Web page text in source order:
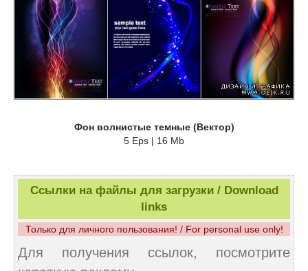
Фон волнистые темные (Вектор)
5 Eps | 16 Mb
Ссылки на файлы для загрузки / Download
links
Только для личного пользования! / For personal use only!
Для получения ссылок, посмотрите